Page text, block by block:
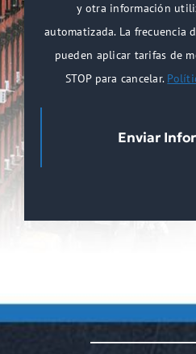
y otra información
automatizada. La frecuencia
pueden aplicar tarifas de
STOP para cancelar.